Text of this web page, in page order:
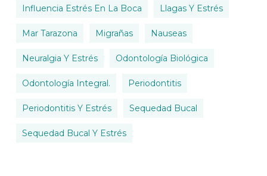
Influencia Estrés En La Boca Llagas Y Estrés
Mar Tarazona Migrañas Nauseas
Neuralgia Y Estrés Odontología Biológica
Odontología Integral. Periodontitis
Periodontitis Y Estrés Sequedad Bucal
Sequedad Bucal Y Estrés